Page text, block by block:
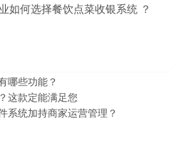
如何选择餐饮点菜收银系统 ？
哪些功能？
这款定能满足您
系统加持商家运营管理？